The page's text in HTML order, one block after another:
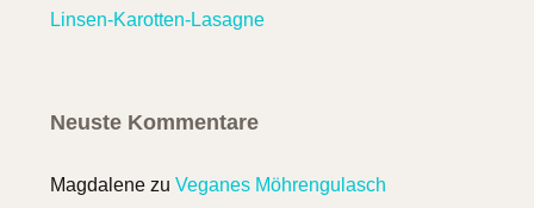
Linsen-Karotten-Lasagne
Neuste Kommentare
Magdalenezu Veganes Möhrengulasch